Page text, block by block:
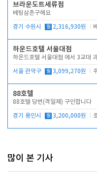
브라운도트세류점
베팅삼촌구해요
경기 수원시 월 2,316,930원
하운드호텔 서울대점
하운드호텔 서울대점 에서 3교대
서울 관악구 월 3,099,270원
88호텔
88호텔 당번(격일제) 구인합니다
경기 용인시 월 3,200,000원
많이 본 기사